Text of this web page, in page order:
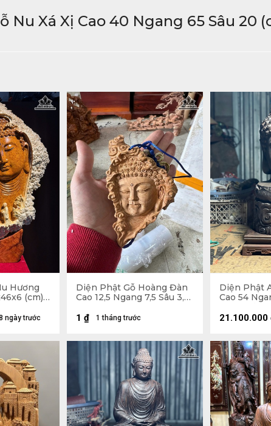
Nu Xá Xị Cao 40 Ngang 65 Sâu 20
Hương
(cm) -
ngày trước
Diện Phật Gỗ Hoàng Đàn
Cao 12,5 Ngang 7,5 Sâu 3,5
1 tháng trước
1 ₫
Diện Phật
Cao 54
21.100.000